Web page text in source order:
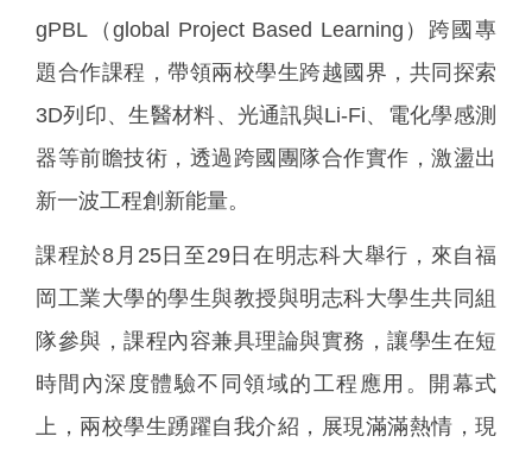
gPBL（global Project Based Learning）跨國專
題合作課程，帶領兩校學生跨越國界，共同探索
3D列印、生醫材料、光通訊與Li-Fi、電化學感測
器等前瞻技術，透過跨國團隊合作實作，激盪出
新一波工程創新能量。
課程於8月25日至29日在明志科大舉行，來自福
岡工業大學的學生與教授與明志科大學生共同組
隊參與，課程內容兼具理論與實務，讓學生在短
時間內深度體驗不同領域的工程應用。開幕式
上，兩校學生踴躍自我介紹，展現滿滿熱情，現